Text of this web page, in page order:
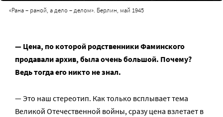
«Рана – раной, а дело – делом». Берлин, май 1945
— Цена, по которой родственники Фаминского
продавали архив, была очень большой. Почему?
Ведь тогда его никто не знал.
— Это наш стереотип. Как только всплывает тема
Великой Отечественной войны, сразу цена взлетает в